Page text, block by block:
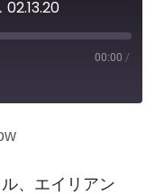
02.13.20
00:00 /
、エイリアン